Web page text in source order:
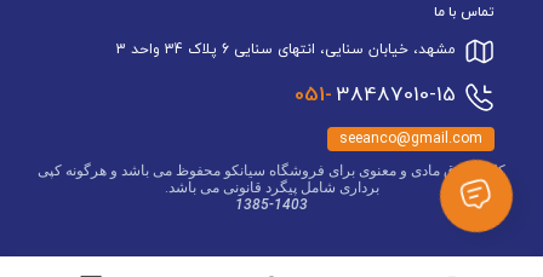
تماس با ما
مشهد، خیابان سنایی، انتهای سنایی 6 پلاک 34 واحد 3
051- 38487010-15
seeanco@gmail.com
کلیه حقوق مادی و معنوی برای فروشگاه سیانکو محفوظ می باشد و هرگونه کپی
برداری شامل پیگرد قانونی می باشد.
1385-1403